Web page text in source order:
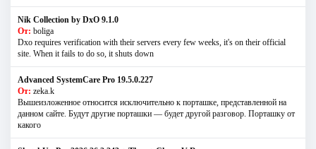
Nik Collection by DxO 9.1.0
От: boliga
Dxo requires verification with their servers every few weeks, it's on their official
site. When it fails to do so, it shuts down
Advanced SystemCare Pro 19.5.0.227
От: zeka.k
Вышеизложенное относится исключительно к порташке, представленной на
данном сайте. Будут другие порташки — будет другой разговор. Порташку от
какого